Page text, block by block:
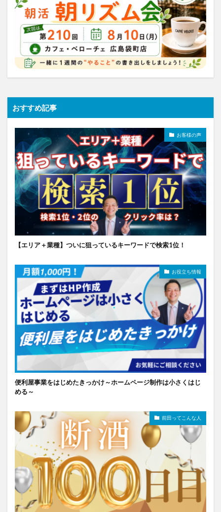
おすすめ記事
お客様の声
【エリア＋業種】ついに狙っているキーワードで検索1位！
お役立ち情報
便利屋事業をはじめたきっかけ～ホームページ制作は小さくはじ
める～
前田ってこんな人